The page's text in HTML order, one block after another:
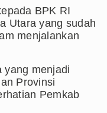
Absen di
Inter Milan
Manchester
AC Milan di Laga
Jaya Labuhanbatu
BPK RI
Utara yang sudah
menjalankan
yang menjadi
Provinsi
Pemkab